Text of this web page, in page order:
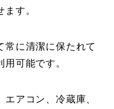
す。
常に清潔に保たれて
可能です。
アコン、冷蔵庫、